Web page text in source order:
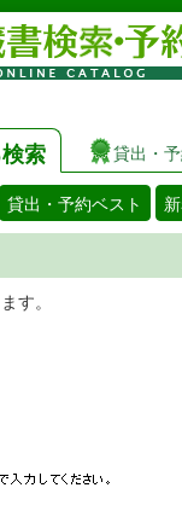
索 貸出・
貸出・予約ベスト
ることがで